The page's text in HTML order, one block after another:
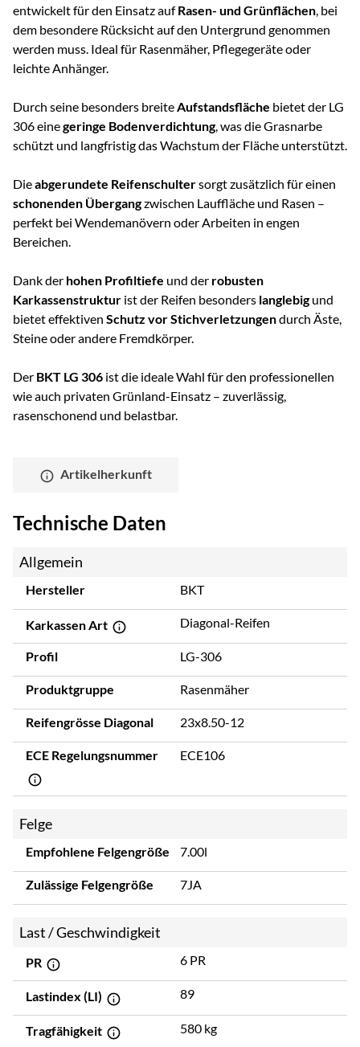
entwickelt für den Einsatz aufRasen- und Grünflächen, bei
dem besondere Rücksicht auf den Untergrund genommen
werden muss. Ideal für Rasenmäher, Pflegegeräte oder
leichte Anhänger.
Durch seine besonders breiteAufstandsfläche bietet der LG
306 einegeringe Bodenverdichtung, was die Grasnarbe
schützt und langfristig das Wachstum der Fläche unterstützt.
Dieabgerundete Reifenschultersorgt zusätzlich für einen
schonenden Übergangzwischen Lauffläche und Rasen –
perfekt bei Wendemanövern oder Arbeiten in engen
Bereichen.
Dank der hohen Profiltiefe und der robusten
Karkassenstruktur ist der Reifen besonders langlebigund
bietet effektiven Schutz vor Stichverletzungendurch Äste,
Steine oder andere Fremdkörper.
Der BKT LG 306 ist die ideale Wahl für den professionellen
wie auch privaten Grünland-Einsatz – zuverlässig,
rasenschonend und belastbar.
Artikelherkunft
Technische Daten
Allgemein
Hersteller BKT
Karkassen Art Diagonal-Reifen
Profil LG-306
Produktgruppe Rasenmäher
Reifengrösse Diagonal 23x8.50-12
ECE Regelungsnummer ECE106
Felge
Empfohlene Felgengröße 7.00l
Zulässige Felgengröße 7JA
Last / Geschwindigkeit
PR 6 PR
Lastindex (LI) 89
Tragfähigkeit 580 kg